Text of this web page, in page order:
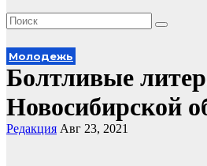
Молодежь
Болтливые
Новосибирской
Редакция Авг 23, 2021